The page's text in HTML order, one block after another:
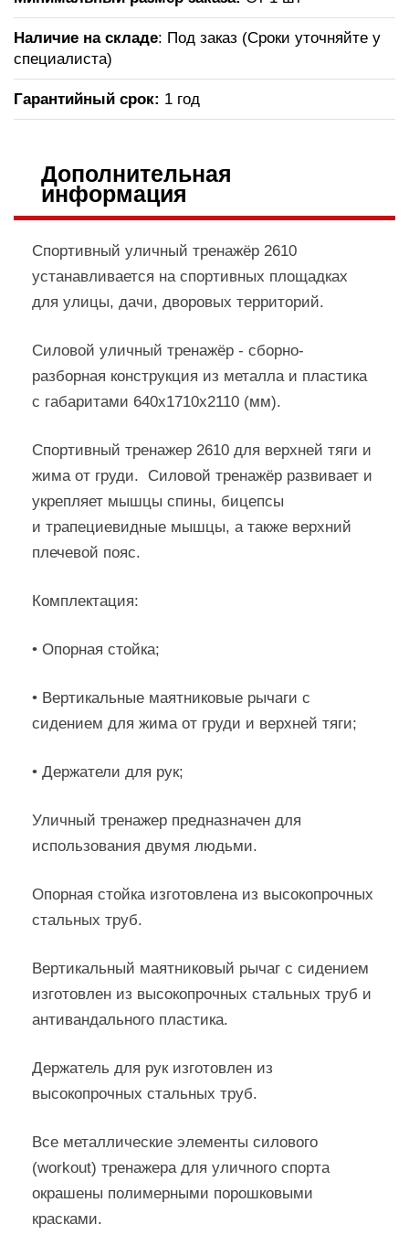
Наличие на складе: Под заказ (Сроки уточняйте у
специалиста)
Гарантийный срок: 1 год
Дополнительная
информация
Спортивный уличный тренажёр 2610
устанавливается на спортивных площадках
для улицы, дачи, дворовых территорий.
Силовой уличный тренажёр - сборно-
разборная конструкция из металла и пластика
с габаритами 640х1710х2110 (мм).
Спортивный тренажер 2610 для верхней тяги и
жима от груди. Силовой тренажёр развивает и
укрепляет мышцы спины, бицепсы
и трапециевидные мышцы, а также верхний
плечевой пояс.
Комплектация:
• Опорная стойка;
• Вертикальные маятниковые рычаги с
сидением для жима от груди и верхней тяги;
• Держатели для рук;
Уличный тренажер предназначен для
использования двумя людьми.
Опорная стойка изготовлена из высокопрочных
стальных труб.
Вертикальный маятниковый рычаг с сидением
изготовлен из высокопрочных стальных труб и
антивандального пластика.
Держатель для рук изготовлен из
высокопрочных стальных труб.
Все металлические элементы силового
(workout) тренажера для уличного спорта
окрашены полимерными порошковыми
красками.